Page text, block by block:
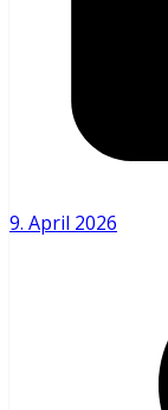
9. April 2026